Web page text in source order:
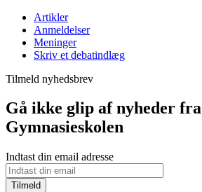
Artikler
Anmeldelser
Meninger
Skriv et debatindlæg
Tilmeld nyhedsbrev
Gå ikke glip af nyheder fra
Gymnasieskolen
Indtast din email adresse
Tilmeld